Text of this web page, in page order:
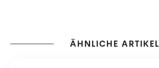
ÄHNLICHE ARTIKEL